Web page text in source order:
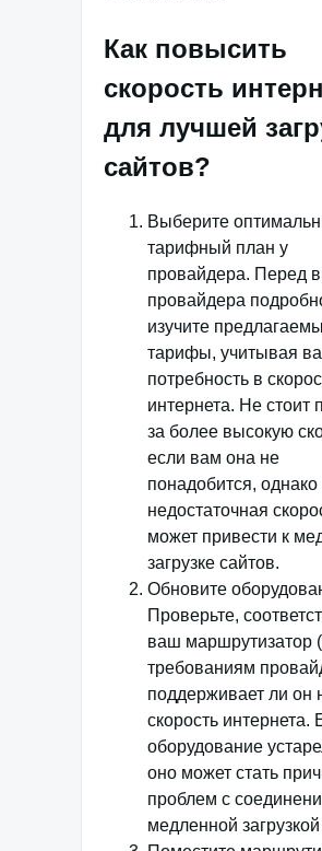
Как повысить
скорость
для лучшей
сайтов?
Выберите
тарифный план у
провайдера. Перед
провайдера
изучите
тарифы, учитывая
потребность в
интернета. Не стоит
за более высокую
если вам она не
понадобится, однако
недостаточная
может привести к
загрузке сайтов.
Обновите
Проверьте,
ваш маршрутизатор
требованиям
поддерживает ли он
скорость интернета.
оборудование
оно может стать
проблем с
медленной